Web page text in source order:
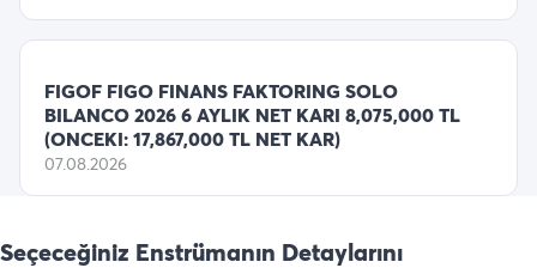
FIGOF FIGO FINANS FAKTORING SOLO
BILANCO 2026 6 AYLIK NET KARI 8,075,000 TL
(ONCEKI: 17,867,000 TL NET KAR)
07.08.2026
Seçeceğiniz Enstrümanın Detaylarını